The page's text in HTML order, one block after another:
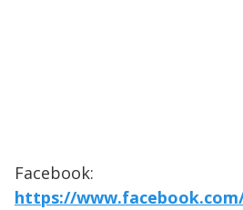
Facebook:
https://